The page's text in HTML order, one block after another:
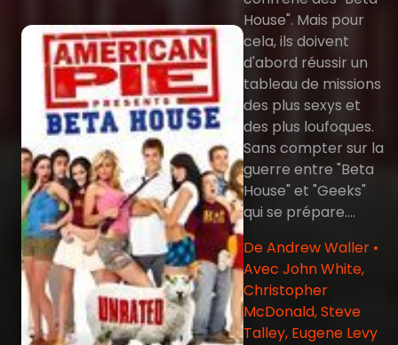
House". Mais pour
cela, ils doivent
d'abord réussir un
tableau de missions
des plus sexys et
des plus loufoques.
Sans compter sur la
guerre entre "Beta
House" et "Geeks"
qui se prépare....
De Andrew Waller •
Avec John White,
Christopher
McDonald, Steve
Talley, Eugene Levy